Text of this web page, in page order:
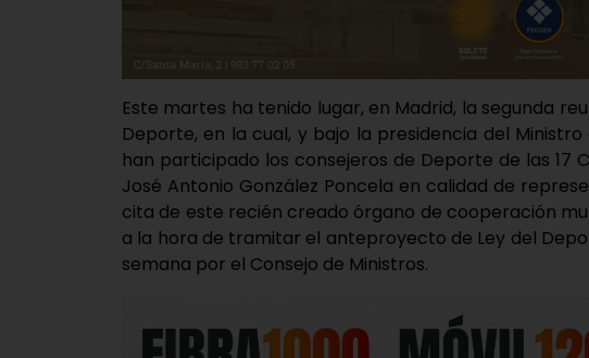
Este martes ha tenido lugar, en Madrid, la segunda
Deporte, en la cual, y bajo la presidencia del
han participado los consejeros de Deporte de las 17
José Antonio González Poncela en calidad de
cita de este recién creado órgano de cooperación
a la hora de tramitar el anteproyecto de Ley del
semana por el Consejo de Ministros.